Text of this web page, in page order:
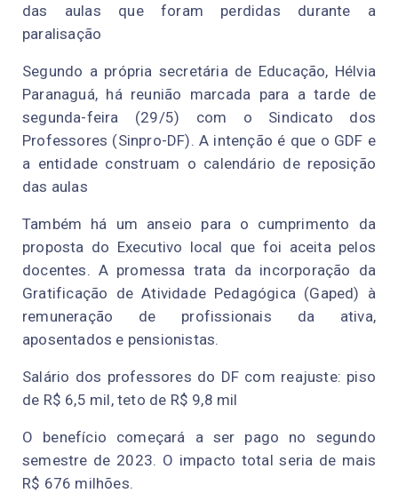
das aulas que foram perdidas durante a
paralisação
Segundo a própria secretária de Educação, Hélvia
Paranaguá, há reunião marcada para a tarde de
segunda-feira (29/5) com o Sindicato dos
Professores (Sinpro-DF). A intenção é que o GDF e
a entidade construam o calendário de reposição
das aulas
Também há um anseio para o cumprimento da
proposta do Executivo local que foi aceita pelos
docentes. A promessa trata da incorporação da
Gratificação de Atividade Pedagógica (Gaped) à
remuneração de profissionais da ativa,
aposentados e pensionistas.
Salário dos professores do DF com reajuste: piso
de R$ 6,5 mil, teto de R$ 9,8 mil
O benefício começará a ser pago no segundo
semestre de 2023. O impacto total seria de mais
R$ 676 milhões.